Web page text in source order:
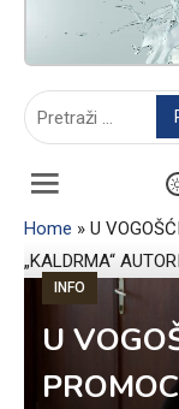
Home » U
„KALDRMA“
INFO
U